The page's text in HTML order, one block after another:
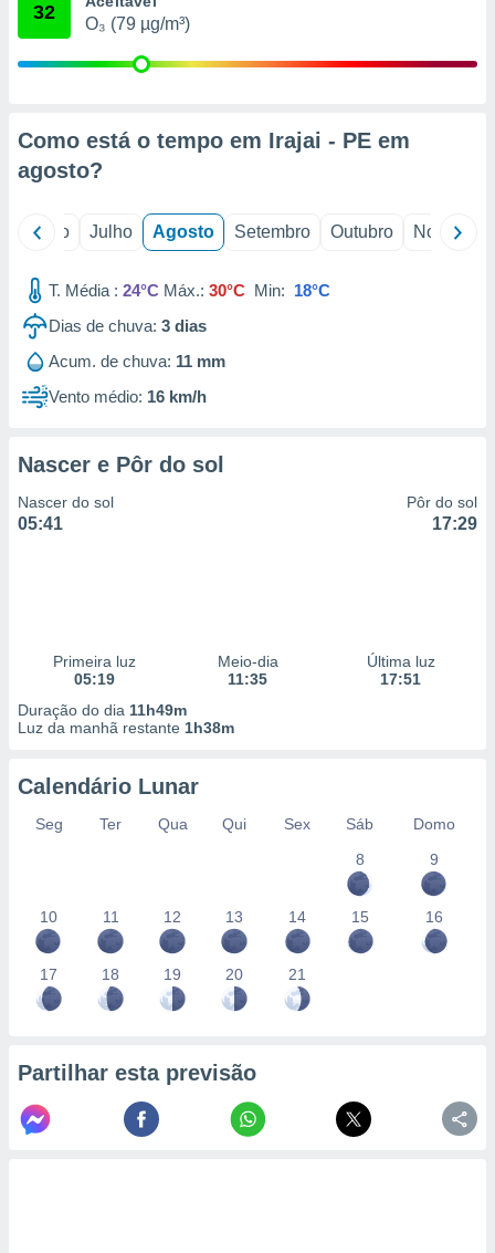
de
1199
32
O₃ (79 µg/m³)
Como está o tempo em Irajai - PE em
agosto?
Junho Julho Agosto Setembro Outubro Novembro
T. Média : 24°C Máx.: 30°C Min: 18°C
Dias de chuva: 3 dias
Acum. de chuva: 11 mm
Vento médio: 16 km/h
Nascer e Pôr do sol
Nascer do sol
05:41
Pôr do sol
17:29
Primeira luz
05:19
Meio-dia
11:35
Última luz
17:51
Duração do dia 11h49m
Luz da manhã restante 1h38m
Calendário Lunar
Seg Ter Qua Qui Sex Sáb
Domo
8
9
10 11 12 13 14 15 16
17 18 19 20 21
Partilhar esta previsão